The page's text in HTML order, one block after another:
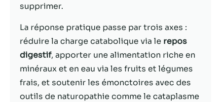
supprimer.
La réponse pratique passe par trois axes :
réduire la charge catabolique via le repos
digestif, apporter une alimentation riche en
minéraux et en eau via les fruits et légumes
frais, et soutenir les émonctoires avec des
outils de naturopathie comme le cataplasme
Afin que notre
site Web
fonctionne
aussi bien que
possible lors
de votre visite.
Si vous refusez
ces cookies,